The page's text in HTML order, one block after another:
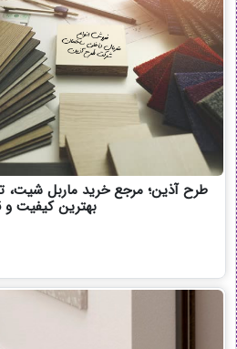
طرح آذین؛ مرجع خرید ماربل شیت،
بهترین کیفیت